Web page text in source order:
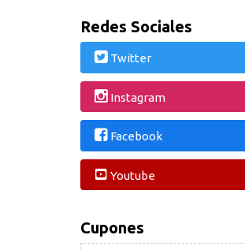
Redes Sociales
Twitter
Instagram
Facebook
Youtube
Cupones